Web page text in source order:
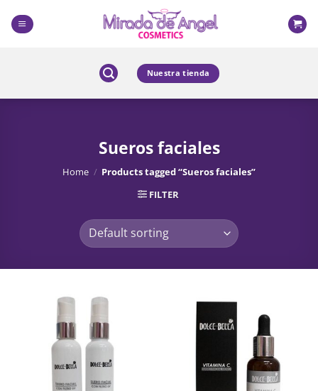
content
Nuestra tienda
Sueros faciales
Home / Products tagged “Sueros faciales”
FILTER